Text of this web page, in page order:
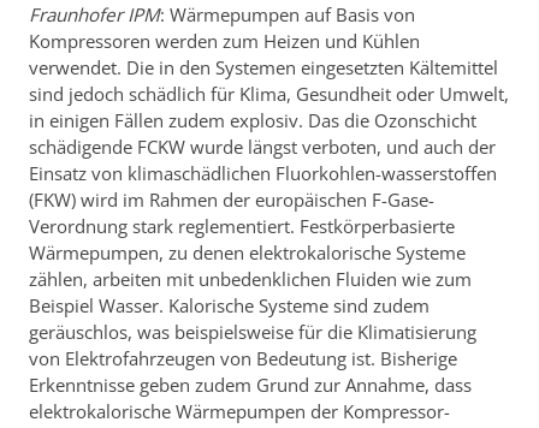
Fraunhofer IPM: Wärmepumpen auf Basis von
Kompressoren werden zum Heizen und Kühlen
verwendet. Die in den Systemen eingesetzten Kältemittel
sind jedoch schädlich für Klima, Gesundheit oder Umwelt,
in einigen Fällen zudem explosiv. Das die Ozonschicht
schädigende FCKW wurde längst verboten, und auch der
Einsatz von klimaschädlichen Fluorkohlen-wasserstoffen
(FKW) wird im Rahmen der europäischen F-Gase-
Verordnung stark reglementiert. Festkörperbasierte
Wärmepumpen, zu denen elektrokalorische Systeme
zählen, arbeiten mit unbedenklichen Fluiden wie zum
Beispiel Wasser. Kalorische Systeme sind zudem
geräuschlos, was beispielsweise für die Klimatisierung
von Elektrofahrzeugen von Bedeutung ist. Bisherige
Erkenntnisse geben zudem Grund zur Annahme, dass
elektrokalorische Wärmepumpen der Kompressor-